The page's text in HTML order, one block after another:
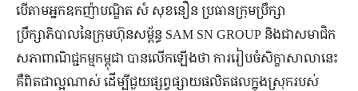
បើតាមអ្នកឧកញ៉ាបណ្ឌិត សំ សុខនឿន ប្រធានក្រុមប្រឹក្សា
ប្រឹក្សាភិបាលនៃក្រុមហ៊ុនសម្ព័ន្ធ SAM SN GROUP និងជាសមាជិក
សភាពាណិជ្ជកម្មកម្ពុជា បានលើកឡើងថា ការរៀបចំសិក្ខាសាលានេះ
គឺពិតជាល្អណាស់ ដើម្បីជួយផ្សព្វផ្សាយផលិតផលក្នុងស្រុករបស់